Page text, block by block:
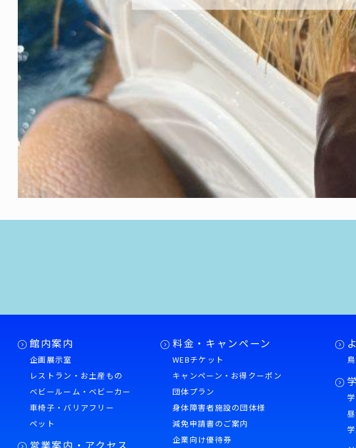
館内案内
企画展示室
レストラン・お土産もの
ベビールーム・ベビーカー
車椅子・バリアフリー
ペット
営業案内・アクセス
料金・キャンペーン
WEBチケット
キャンペーン・お得クーポン
団体プラン
身体障害者施設の団体様
減免申請書のご案内
企業向け優待券